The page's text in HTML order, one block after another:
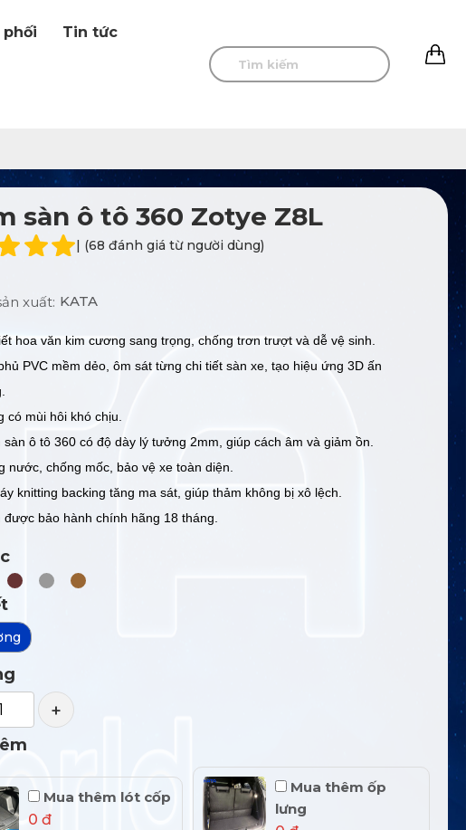
phối Tin tức
sàn ô tô 360 Zotye Z8L
| (68 đánh giá từ người dùng)
xuất: KATA
hoa văn kim cương sang trọng, chống trơn trượt và dễ vệ sinh.
PVC mềm dẻo, ôm sát từng chi tiết sàn xe, tạo hiệu ứng 3D ấn
có mùi hôi khó chịu.
sàn ô tô 360 có độ dày lý tưởng 2mm, giúp cách âm và giảm ồn.
nước, chống mốc, bảo vệ xe toàn diện.
knitting backing tăng ma sát, giúp thảm không bị xô lệch.
được bảo hành chính hãng 18 tháng.
+
Mua thêm lót cốp
0 đ
Mua thêm ốp
lưng